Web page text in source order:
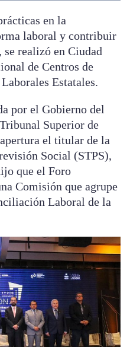
en la
laboral y contribuir
realizó en Ciudad
de Centros de
Estatales.
por el Gobierno del
Superior de
el titular de la
Social (STPS),
que el Foro
Comisión que agrupe
Laboral de la